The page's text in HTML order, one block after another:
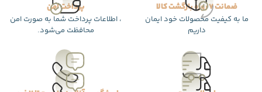
ضمانت 7 روزه بازگشت کالا
ما به کیفیت محصولات خود ایمان
داریم
پرداخت امن
، اطلاعات پرداخت شما به صورت امن
محافظت می‌شود.